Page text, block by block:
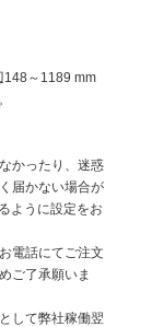
～1189 mm
かったり、迷惑
届かない場合が
ように設定をお
電話にてご注文
ご了承願いま
して弊社稼働翌